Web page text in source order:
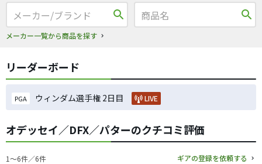
search
メーカー一覧から商品を探す
search
リーダーボード
PGA ウィンダム選手権 2日目 LIVE
オデッセイ／DFX／パターのクチコミ評価
1〜6件／6件 ギアの登録を依頼する